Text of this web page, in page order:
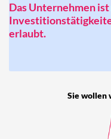
Das Unternehmen
erlaubt.
Sie wollen